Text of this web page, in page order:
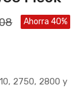
Ahorra 40%
2750, 2800 y